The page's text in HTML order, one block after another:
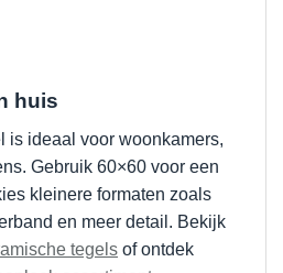
huis
is ideaal voor woonkamers,
Gebruik 60×60 voor een
kleinere formaten zoals
en meer detail. Bekijk
tegels of ontdek